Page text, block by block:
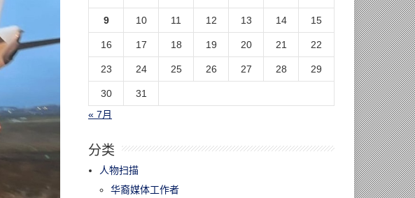
9 10 11 12 13 14 15
16 17 18 19 20 21 22
23 24 25 26 27 28 29
30
31
« 7月
分类
人物扫描
华裔媒体工作者